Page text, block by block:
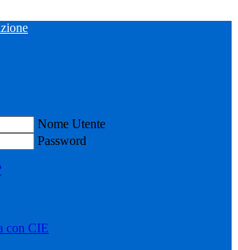
Nome Utente
Password
con CIE